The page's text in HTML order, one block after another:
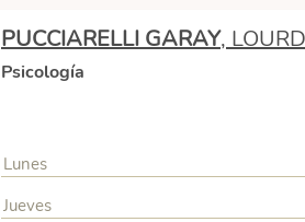
PUCCIARELLI GARAY,
Psicología
Lunes
Jueves